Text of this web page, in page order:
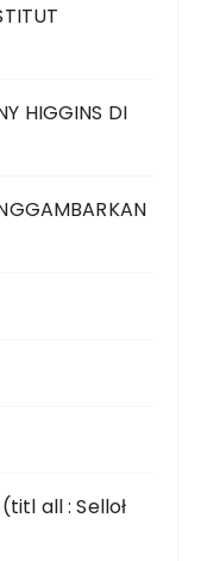
HIGGINS DI
all : Selloł